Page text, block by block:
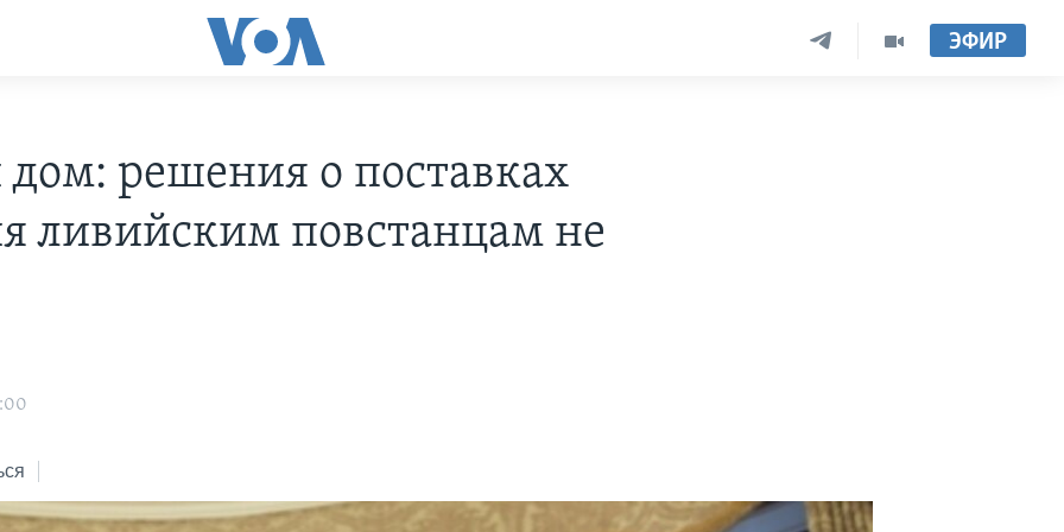
ЭФИР
решения о поставках
ливийским повстанцам не